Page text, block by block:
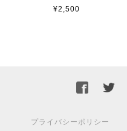
¥2,500
プライバシーポリシー